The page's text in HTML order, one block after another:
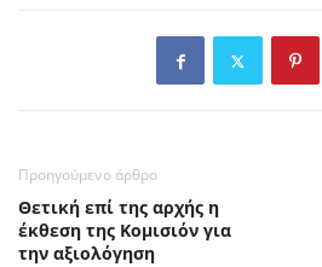
Προηγούμενο άρθρο
Θετική επί της αρχής η
έκθεση της Κομισιόν για
την αξιολόγηση